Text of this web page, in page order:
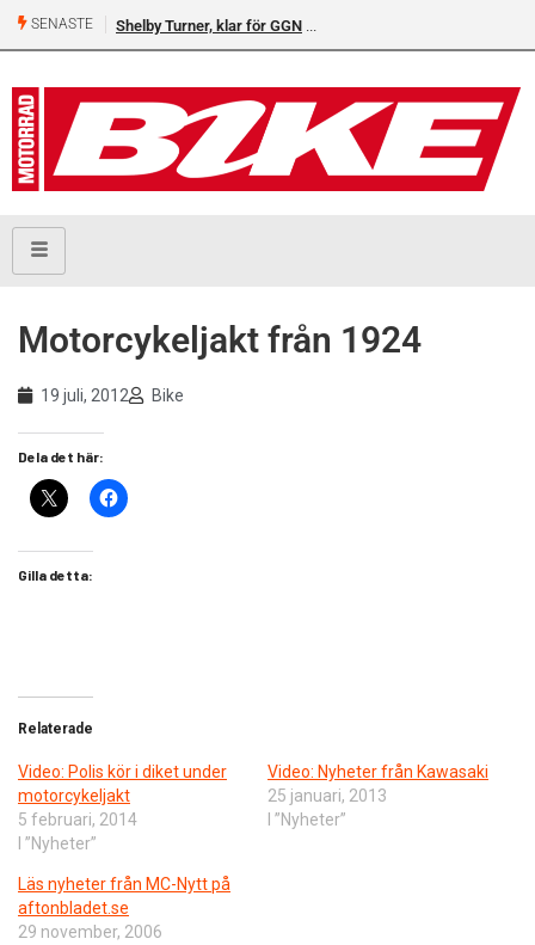
SENASTE Shelby Turner, klar för GGN
Motorcykeljakt från 1924
19 juli, 2012 Bike
Dela det här:
Gilla detta:
Relaterade
Video: Polis kör i diket under
motorcykeljakt
5 februari, 2014
I ”Nyheter”
Video: Nyheter från Kawasaki
25 januari, 2013
I ”Nyheter”
Läs nyheter från MC-Nytt på
aftonbladet.se
29 november, 2006